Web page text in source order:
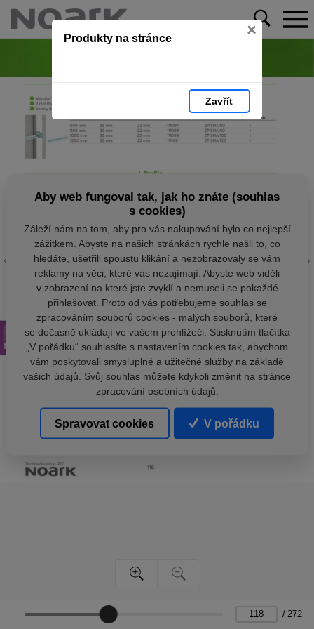
Produkty na stránce ×
Zavřít
/ 272
Aby web fungoval tak, jak ho znáte (souhlas
s cookies)
Záleží nám na tom, aby pro vás nakupování bylo co nejlepší
zážitkem. Abyste na našich stránkách rychle našli to, co
hledáte, ušetřili spoustu klikání a nezobrazovaly se vám
reklamy na věci, které vás nezajímají. Abyste web viděli
v zobrazení na které jste zvyklí a nemuseli se pokaždé
přihlašovat. Proto od vás potřebujeme souhlas se
zpracováním souborů cookies - malých souborů, které
se dočasně ukládají ve vašem prohlížeči. Stisknutím tlačítka
„V pořádku“ souhlasíte s nastavením cookies tak, abychom
vám poskytovali smysluplné a užitečné služby na základě
vašich údajů. Svůj souhlas můžete kdykoli změnit na stránce
zpracování osobních údajů.
Spravovat cookies V pořádku